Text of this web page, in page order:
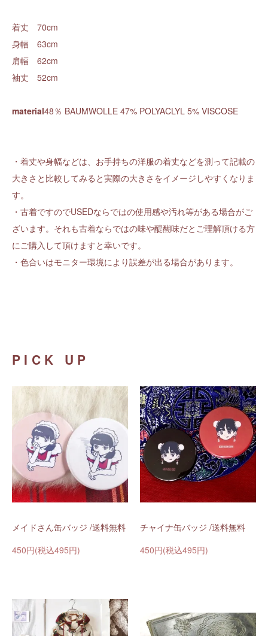
着丈 70cm
身幅 63cm
肩幅 62cm
袖丈 52cm
material48％ BAUMWOLLE 47% POLYACLYL 5% VISCOSE
・着丈や身幅などは、お手持ちの洋服の着丈などを測って記載の
大きさと比較してみると実際の大きさをイメージしやすくなりま
す。
・古着ですのでUSEDならではの使用感や汚れ等がある場合がご
ざいます。それも古着ならではの味や醍醐味だとご理解頂ける方
にご購入して頂けますと幸いです。
・色合いはモニター環境により誤差が出る場合があります。
PICK UP
メイドさん缶バッジ /送料無料
450円(税込495円)
チャイナ缶バッジ /送料無料
450円(税込495円)